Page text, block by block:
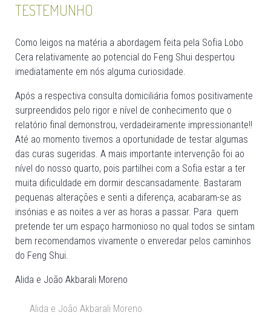
TESTEMUNHO
Como leigos na matéria a abordagem feita pela Sofia Lobo
Cera relativamente ao potencial do Feng Shui despertou
imediatamente em nós alguma curiosidade.
Após a respectiva consulta domiciliária fomos positivamente
surpreendidos pelo rigor e nível de conhecimento que o
relatório final demonstrou, verdadeiramente impressionante!!
Até ao momento tivemos a oportunidade de testar algumas
das curas sugeridas. A mais importante intervenção foi ao
nível do nosso quarto, pois partilhei com a Sofia estar a ter
muita dificuldade em dormir descansadamente. Bastaram
pequenas alterações e senti a diferença, acabaram-se as
insónias e as noites a ver as horas a passar. Para quem
pretende ter um espaço harmonioso no qual todos se sintam
bem recomendamos vivamente o enveredar pelos caminhos
do Feng Shui.
Alida e João Akbarali Moreno
Alida e João Akbarali Moreno